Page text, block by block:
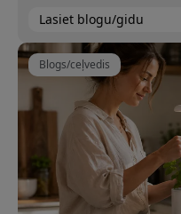
Lasiet blogu/gidu
Blogs/ceļvedis